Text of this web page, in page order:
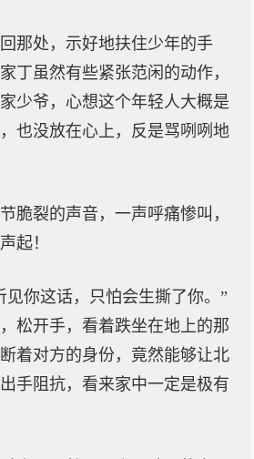
那处，示好地扶住少年的手
丁虽然有些紧张范闲的动作，
少爷，心想这个年轻人大概是
也没放在心上，反是骂咧咧地
脆裂的声音，一声呼痛惨叫，
起！
见你这话，只怕会生撕了你。”
松开手，看着跌坐在地上的那
着对方的身份，竟然能够让北
手阻抗，看来家中一定是极有